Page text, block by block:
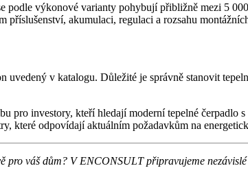
podle výkonové varianty pohybují přibližně mezi 5
příslušenství, akumulaci, regulaci a rozsahu
uvedený v katalogu. Důležité je správně stanovit
pro investory, kteří hledají moderní tepelné
které odpovídají aktuálním požadavkům na
pro váš dům? V ENCONSULT připravujeme